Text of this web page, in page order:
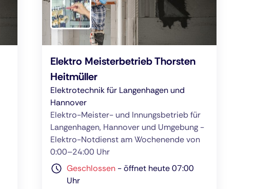
Elektro Meisterbetrieb Thorsten
Heitmüller
Elektrotechnik für Langenhagen und
Hannover
Elektro-Meister- und Innungsbetrieb für
Langenhagen, Hannover und Umgebung -
Elektro-Notdienst am Wochenende von
0:00–24:00 Uhr
Geschlossen -öffnet heute 07:00
Uhr